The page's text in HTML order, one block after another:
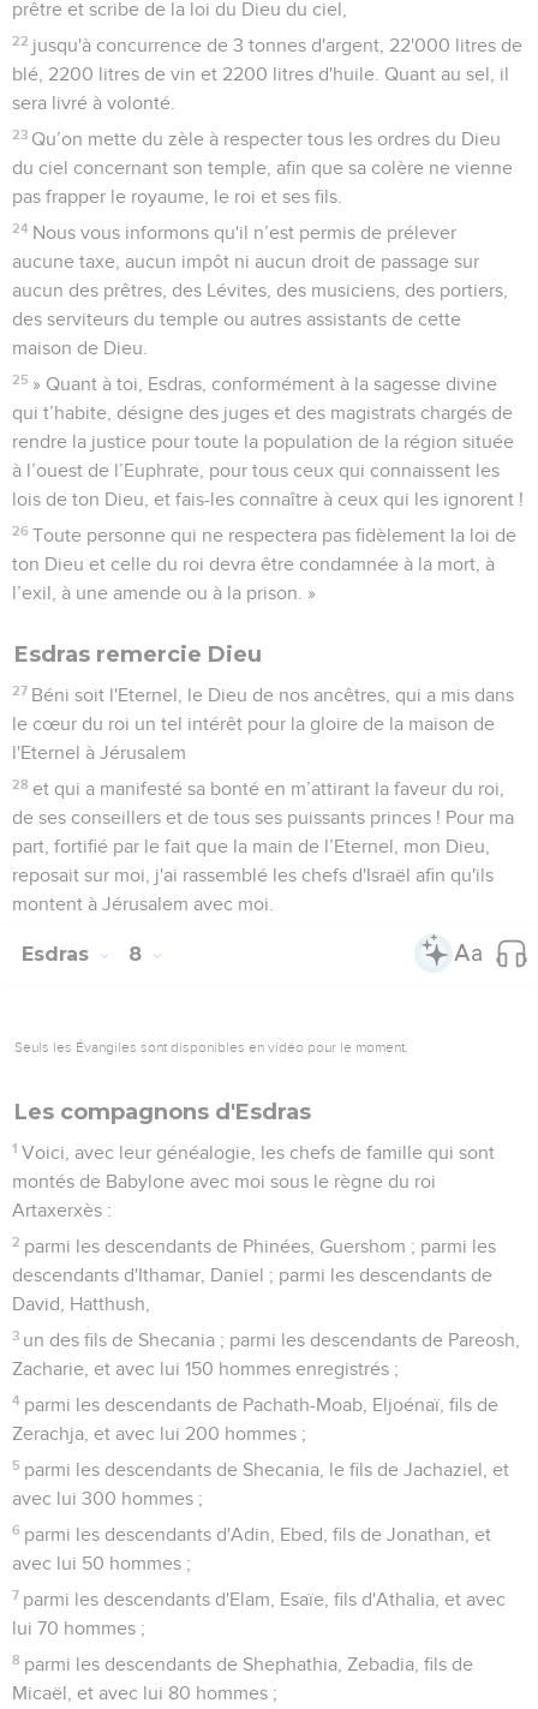
prêtre et scribe de la loi du Dieu du ciel,
22 jusqu'à concurrence de 3 tonnes d'argent, 22'000 litres de
blé, 2200 litres de vin et 2200 litres d'huile. Quant au sel, il
sera livré à volonté.
23 Qu’on mette du zèle à respecter tous les ordres du Dieu
du ciel concernant son temple, afin que sa colère ne vienne
pas frapper le royaume, le roi et ses fils.
24 Nous vous informons qu'il n’est permis de prélever
aucune taxe, aucun impôt ni aucun droit de passage sur
aucun des prêtres, des Lévites, des musiciens, des portiers,
des serviteurs du temple ou autres assistants de cette
maison de Dieu.
25 » Quant à toi, Esdras, conformément à la sagesse divine
qui t’habite, désigne des juges et des magistrats chargés de
rendre la justice pour toute la population de la région située
à l’ouest de l’Euphrate, pour tous ceux qui connaissent les
lois de ton Dieu, et fais-les connaître à ceux qui les ignorent !
26 Toute personne qui ne respectera pas fidèlement la loi de
ton Dieu et celle du roi devra être condamnée à la mort, à
l’exil, à une amende ou à la prison. »
Esdras remercie Dieu
27 Béni soit l'Eternel, le Dieu de nos ancêtres, qui a mis dans
le cœur du roi un tel intérêt pour la gloire de la maison de
l'Eternel à Jérusalem
28 et qui a manifesté sa bonté en m’attirant la faveur du roi,
de ses conseillers et de tous ses puissants princes ! Pour ma
part, fortifié par le fait que la main de l’Eternel, mon Dieu,
reposait sur moi, j'ai rassemblé les chefs d'Israël afin qu'ils
montent à Jérusalem avec moi.
Esdras 8
Seuls les Évangiles sont disponibles en vidéo pour le moment.
Les compagnons d'Esdras
1 Voici, avec leur généalogie, les chefs de famille qui sont
montés de Babylone avec moi sous le règne du roi
Artaxerxès :
2 parmi les descendants de Phinées, Guershom ; parmi les
descendants d'Ithamar, Daniel ; parmi les descendants de
David, Hatthush,
3 un des fils de Shecania ; parmi les descendants de Pareosh,
Zacharie, et avec lui 150 hommes enregistrés ;
4 parmi les descendants de Pachath-Moab, Eljoénaï, fils de
Zerachja, et avec lui 200 hommes ;
5 parmi les descendants de Shecania, le fils de Jachaziel, et
avec lui 300 hommes ;
6 parmi les descendants d'Adin, Ebed, fils de Jonathan, et
avec lui 50 hommes ;
7 parmi les descendants d'Elam, Esaïe, fils d'Athalia, et avec
lui 70 hommes ;
8 parmi les descendants de Shephathia, Zebadia, fils de
Micaël, et avec lui 80 hommes ;